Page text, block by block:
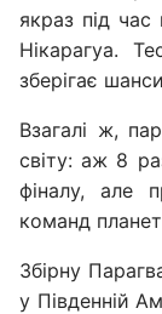
якраз під
Нікарагуа.
зберігає
Взагалі ж,
світу: аж 8
фіналу, але
команд
Збірну
у Південній